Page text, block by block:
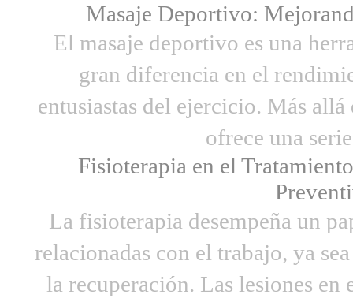
Masaje Deportivo:
El masaje deportivo es una
gran diferencia en el
entusiastas del ejercicio. Más
ofrece una
Fisioterapia en el
La fisioterapia desempeña un
relacionadas con el trabajo, ya
la recuperación. Las lesiones